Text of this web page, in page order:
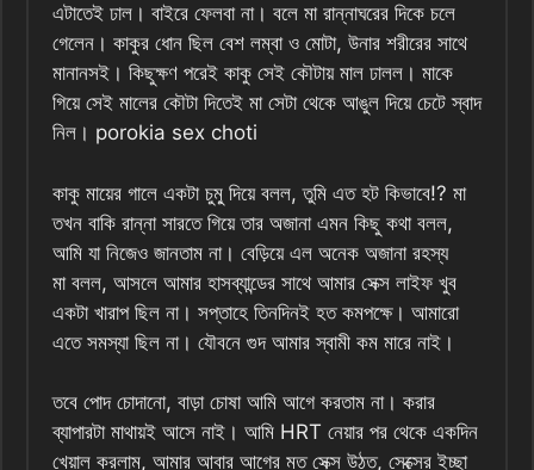
এটাতেই ঢাল। বাইরে ফেলবা না। বলে মা রান্নাঘরের দিকে চলে
গেলেন। কাকুর ধোন ছিল বেশ লম্বা ও মোটা, উনার শরীরের সাথে
মানানসই। কিছুক্ষণ পরেই কাকু সেই কৌটায় মাল ঢালল। মাকে
গিয়ে সেই মালের কৌটা দিতেই মা সেটা থেকে আঙুল দিয়ে চেটে স্বাদ
নিল। porokia sex choti
কাকু মায়ের গালে একটা চুমু্‌ দিয়ে বলল, তুমি এত হট কিভাবে!? মা
তখন বাকি রান্না‌ সারতে গিয়ে তার অজানা এমন কিছু কথা বলল,
আমি যা নিজেও জানতাম না। বেড়িয়ে এল অনেক অজানা রহস্য
মা বলল, আসলে আমার হাসব্যান্ডের সাথে আমার সেক্স লাইফ খুব
একটা খারাপ ছিল না। সপ্তাহে তিনদিনই হত কমপক্ষে। আমারো
এতে সমস্যা ছিল না।‌ যৌবনে গুদ আমার স্বামী কম মারে নাই।
তবে পোদ চোদানো, বাড়া চোষা আমি আগে করতাম না। করার
ব্যাপারটা মাথায়ই আসে নাই। আমি HRT নেয়ার পর থেকে একদিন
খেয়াল করলাম, আমার আবার আগের মত সেক্স উঠত, সেক্সের ইচ্ছা